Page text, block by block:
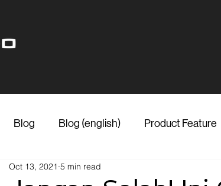
Blog Blog (english) Product Feature
Oct 13, 2021 5 min read